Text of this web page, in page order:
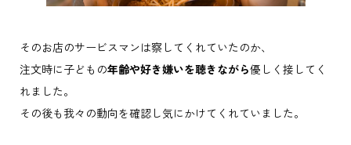
そのお店のサービスマンは察してくれていたのか、
注文時に子どもの年齢や好き嫌いを聴きながら優しく接してく
れました。
その後も我々の動向を確認し気にかけてくれていました。